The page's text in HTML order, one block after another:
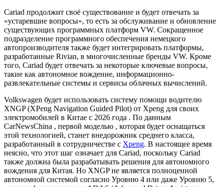
Cariad продолжит своё существование и будет отвечать за
«устаревшие вопросы», то есть за обслуживание и обновление
существующих программных платформ VW. Сокращенное
подразделение программного обеспечения немецкого
автопроизводителя также будет интегрировать платформы,
разработанные Rivian, в многочисленные бренды VW. Кроме
того, Cariad будет отвечать за некоторые ключевые вопросы,
такие как автономное вождение, информационно-
развлекательные системы и сервисы облачных вычислений.
Volkswagen будет использовать систему помощи водителю
XNGP (XPeng Navigation Guided Pilot) от Xpeng для своих
электромобилей в Китае с 2026 года . По данным
CarNewsChina , первой моделью , которая будет оснащаться
этой технологией, станет внедорожник среднего класса,
разработанный в сотрудничестве с Xpeng. В настоящее время
неясно, что этот шаг означает для Cariad, поскольку Cariad
также должна была разрабатывать решения для автономного
вождения для Китая. Но XNGP не является полноценной
автономной системой согласно Уровню 4 или даже Уровню 5,